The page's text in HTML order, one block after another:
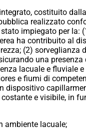
costituito
realizzato
impiegato per la:
ha contribuito al
(2)
una
lacuale e
e fiumi di
dispositivo
e visibile, in
ambiente lacuale;